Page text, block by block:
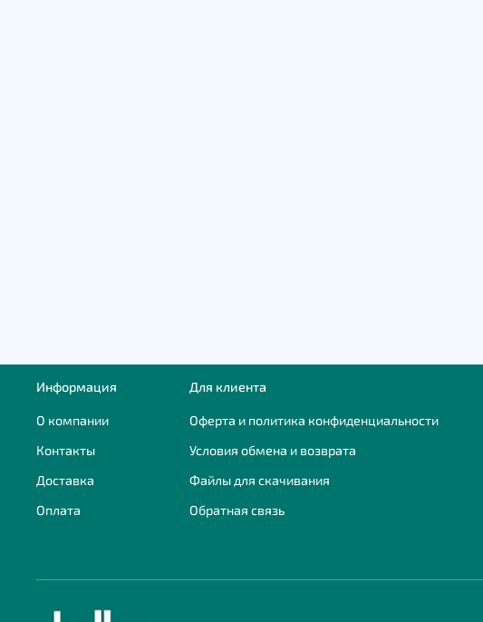
Информация
О компании
Контакты
Доставка
Оплата
Для клиента
Оферта и политика конфиденциальности
Условия обмена и возврата
Файлы для скачивания
Обратная связь